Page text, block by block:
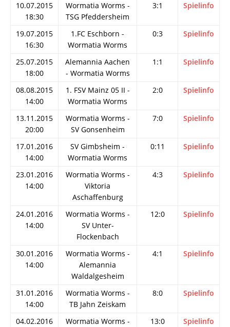
10.07.2015
18:30
Wormatia Worms -
TSG Pfeddersheim
3:1 Spielinfo
19.07.2015
16:30
1.FC Eschborn -
Wormatia Worms
0:3 Spielinfo
25.07.2015
18:00
Alemannia Aachen
- Wormatia Worms
1:1 Spielinfo
08.08.2015
14:00
1. FSV Mainz 05 II -
Wormatia Worms
2:0 Spielinfo
13.11.2015
20:00
Wormatia Worms -
SV Gonsenheim
7:0 Spielinfo
17.01.2016
14:00
SV Gimbsheim -
Wormatia Worms
0:11 Spielinfo
23.01.2016
14:00
Wormatia Worms -
Viktoria
Aschaffenburg
4:3 Spielinfo
24.01.2016
14:00
Wormatia Worms -
SV Unter-
Flockenbach
12:0 Spielinfo
30.01.2016
14:00
Wormatia Worms -
Alemannia
Waldalgesheim
4:1 Spielinfo
31.01.2016
14:00
Wormatia Worms -
TB Jahn Zeiskam
8:0 Spielinfo
04.02.2016
Wormatia Worms -
13:0 Spielinfo